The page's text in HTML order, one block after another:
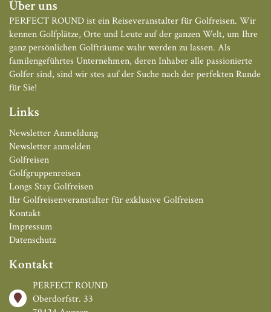
Über uns
PERFECT ROUND ist ein Reiseveranstalter für Golfreisen. Wir
kennen Golfplätze, Orte und Leute auf der ganzen Welt, um Ihre
ganz persönlichen Golfträume wahr werden zu lassen. Als
familengeführtes Unternehmen, deren Inhaber alle passionierte
Golfer sind, sind wir stes auf der Suche nach der perfekten Runde
für Sie!
Links
Newsletter Anmeldung
Newsletter anmelden
Golfreisen
Golfgruppenreisen
Longs Stay Golfreisen
Ihr Golfreisenveranstalter für exklusive Golfreisen
Kontakt
Impressum
Datenschutz
Kontakt
PERFECT ROUND
Oberdorfstr. 33